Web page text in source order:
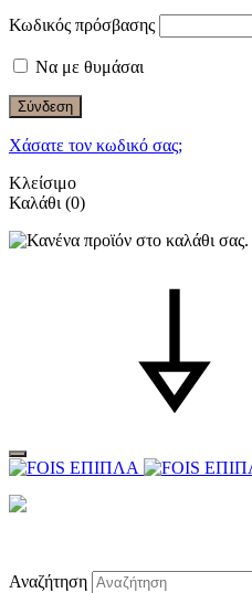
Κωδικός πρόσβασης
Να με θυμάσαι
Σύνδεση
Χάσατε τον κωδικό σας;
Κλείσιμο
Καλάθι (0)
Αναζήτηση